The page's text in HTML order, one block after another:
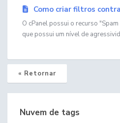
Como criar filtros
O cPanel possui o recurso
que possui um nível de
« Retornar
Nuvem de tags